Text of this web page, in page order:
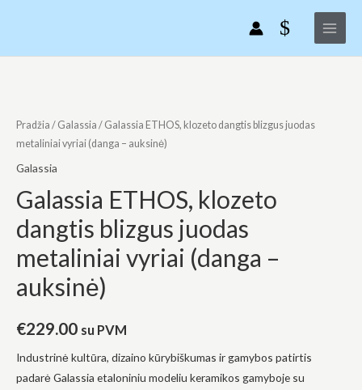
Main
Menu
Pradžia / Galassia / Galassia ETHOS, klozeto dangtis blizgus juodas
metaliniai vyriai (danga – auksinė)
Galassia
Galassia ETHOS, klozeto
dangtis blizgus juodas
metaliniai vyriai (danga –
auksinė)
€229.00 su PVM
Industrinė kultūra, dizaino kūrybiškumas ir gamybos patirtis
padarė Galassia etaloniniu modeliu keramikos gamyboje su
Galassia
ETHOS,
klozeto
blizgus
juodas
metaliniai
vyriai
(danga
auksinė)
metaliniai
vyriai
(danga
auksinė)